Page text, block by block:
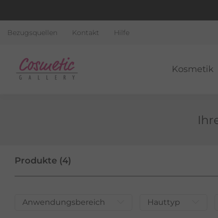
Bezugsquellen Kontakt Hilfe
Kosmetik
Produkte (4)
Anwendungsbereich Hauttyp